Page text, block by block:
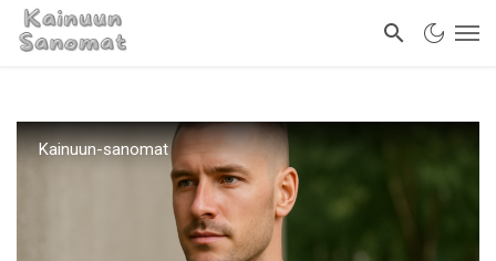
Kainuun-sanomat